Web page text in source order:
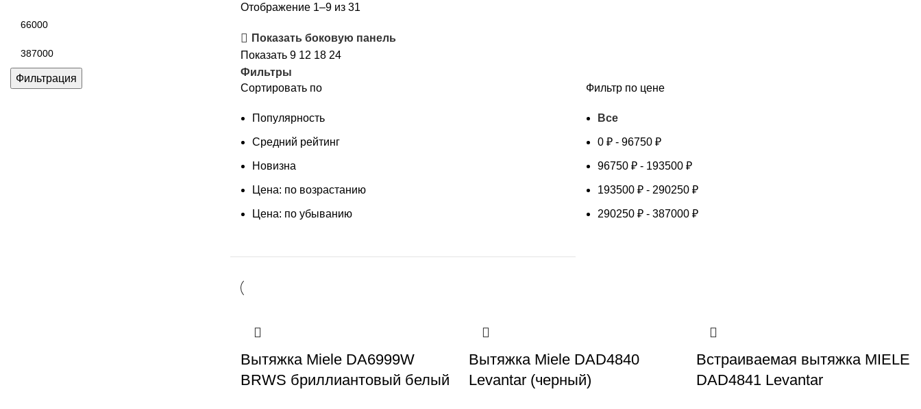
Фильтрация
Отображение 1–9 из 31
убыванию
Показать боковую панель
Показать 9 12 18 24
Фильтры
Сортировать по
Популярность
Средний рейтинг
Новизна
Цена: по возрастанию
Цена: по убыванию
Фильтр по цене
Все
0 ₽ - 96750 ₽
96750 ₽ - 193500 ₽
193500 ₽ - 290250 ₽
290250 ₽ - 387000 ₽
Вытяжка Miele DA6999W
BRWS бриллиантовый белый
Вытяжка Miele DAD4840
Levantar (черный)
Встраиваемая вытяжка MIELE
DAD4841 Levantar